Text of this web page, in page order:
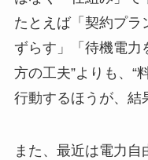
たとえば「契約プラ
ずらす」「待機電力
方の工夫”よりも、“
行動するほうが、結
また、最近は電力自